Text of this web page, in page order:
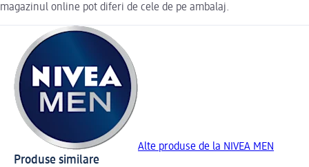
magazinul online pot diferi de cele de pe ambalaj.
Alte produse de la NIVEA MEN
Produse similare